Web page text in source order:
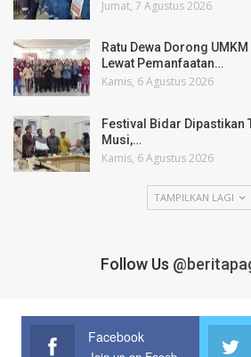
Jumat, 7 Agustus 2026
Ratu Dewa Dorong
Lewat Pemanfaatan…
Kamis, 6 Agustus 2026
Festival Bidar Dipastikan
Musi,…
Kamis, 6 Agustus 2026
TAMPILKAN LAGI
Follow Us
Facebook